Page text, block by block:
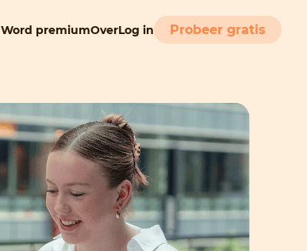
Word premiumOverLog in Probeer gratis